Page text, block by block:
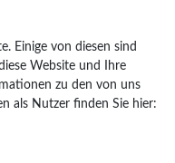
Einige von diesen sind
Website und Ihre
zu den von uns
als Nutzer finden Sie hier: